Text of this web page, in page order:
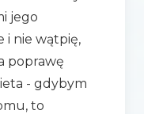
jego
i nie wątpię,
poprawę
- gdybym
to